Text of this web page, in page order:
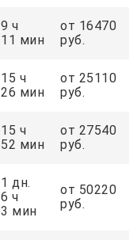
9 ч
11 мин
от 16470
руб.
15 ч
26 мин
от 25110
руб.
15 ч
52 мин
от 27540
руб.
1 дн.
6 ч
3 мин
от 50220
руб.